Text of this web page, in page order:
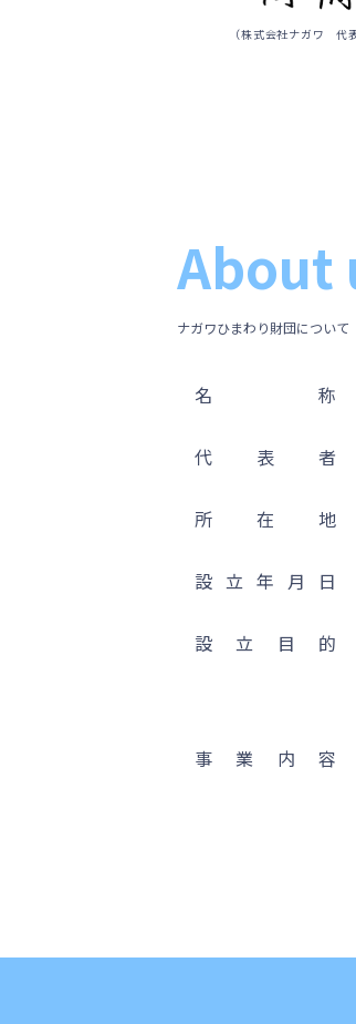
（株式会社ナガワ 代
About
ナガワひまわり財団について
名 称
代 表 者
所 在 地
設 立 年 月 日
設 立 目 的
事 業 内 容